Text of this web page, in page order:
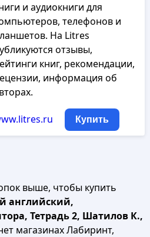
и аудиокниги для
телефонов и
На Litres
отзывы,
книг, рекомендации,
информация об
Купить
выше, чтобы купить
английский,
Тетрадь 2, Шатилов К.,
магазинах Лабиринт,